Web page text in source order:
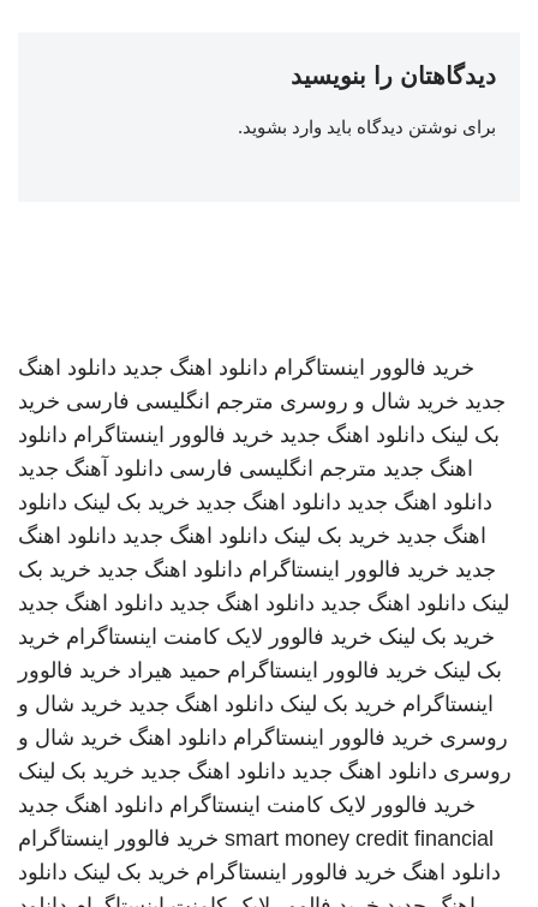
دیدگاهتان را بنویسید
برای نوشتن دیدگاه باید وارد بشوید.
خرید فالوور اینستاگرام دانلود اهنگ جدید دانلود اهنگ
جدید خرید شال و روسری مترجم انگلیسی فارسی خرید
بک لینک دانلود اهنگ جدید خرید فالوور اینستاگرام دانلود
اهنگ جدید مترجم انگلیسی فارسی دانلود آهنگ جدید
دانلود اهنگ جدید دانلود اهنگ جدید خرید بک لینک دانلود
اهنگ جدید خرید بک لینک دانلود اهنگ جدید دانلود اهنگ
جدید خرید فالوور اینستاگرام دانلود اهنگ جدید خرید بک
لینک دانلود اهنگ جدید دانلود اهنگ جدید دانلود اهنگ جدید
خرید بک لینک خرید فالوور لایک کامنت اینستاگرام خرید
بک لینک خرید فالوور اینستاگرام حمید هیراد خرید فالوور
اینستاگرام خرید بک لینک دانلود اهنگ جدید خرید شال و
روسری خرید فالوور اینستاگرام دانلود اهنگ خرید شال و
روسری دانلود اهنگ جدید دانلود اهنگ جدید خرید بک لینک
خرید فالوور لایک کامنت اینستاگرام دانلود اهنگ جدید
smart money credit financial خرید فالوور اینستاگرام
دانلود اهنگ خرید فالوور اینستاگرام خرید بک لینک دانلود